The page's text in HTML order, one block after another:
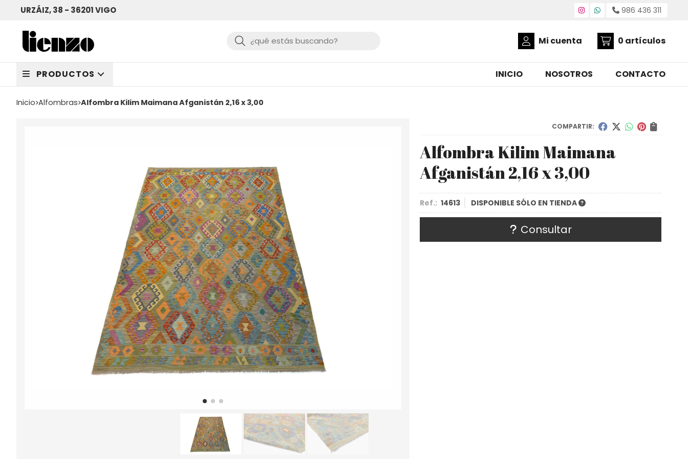
URZÁIZ, 38 - 36201 VIGO 986 436 311
Buscar Mi cuenta 0 artículos
PRODUCTOS INICIO NOSOTROS CONTACTO
Inicio alfombras Alfombra Kilim Maimana Afganistán 2,16 x 3,00
COMPARTIR:
Alfombra Kilim Maimana
Afganistán 2,16 x 3,00
Ref.: 14613 DISPONIBLE SÓLO EN TIENDA
Consultar